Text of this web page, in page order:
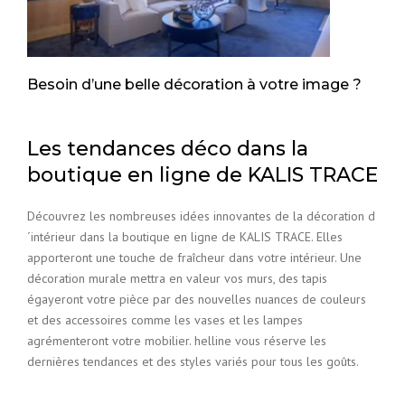
Besoin d’une belle décoration à votre image ?
Les tendances déco dans la
boutique en ligne de KALIS TRACE
Découvrez les nombreuses idées innovantes de la décoration d
´intérieur dans la boutique en ligne de KALIS TRACE. Elles
apporteront une touche de fraîcheur dans votre intérieur. Une
décoration murale mettra en valeur vos murs, des tapis
égayeront votre pièce par des nouvelles nuances de couleurs
et des accessoires comme les vases et les lampes
agrémenteront votre mobilier. helline vous réserve les
dernières tendances et des styles variés pour tous les goûts.